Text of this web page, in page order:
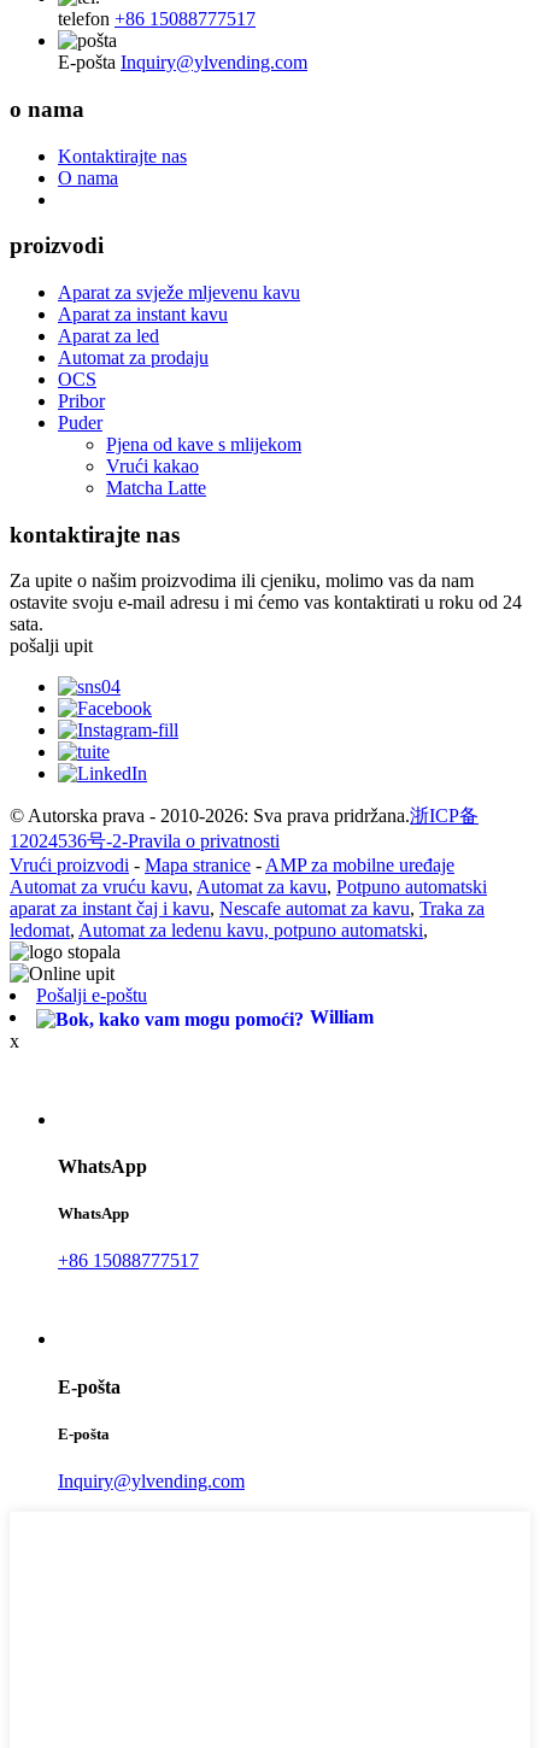
telefon +86 15088777517
E-pošta Inquiry@ylvending.com
o nama
Kontaktirajte nas
O nama
proizvodi
Aparat za svježe mljevenu kavu
Aparat za instant kavu
Aparat za led
Automat za prodaju
OCS
Pribor
Puder
Pjena od kave s mlijekom
Vrući kakao
Matcha Latte
kontaktirajte nas
Za upite o našim proizvodima ili cjeniku, molimo vas da nam
ostavite svoju e-mail adresu i mi ćemo vas kontaktirati u roku od 24
sata.
pošalji upit
© Autorska prava - 2010-2026: Sva prava pridržana.浙ICP备
12024536号-2-Pravila o privatnosti
Vrući proizvodi - Mapa stranice -AMP za mobilne uređaje
Automat za vruću kavu, Automat za kavu, Potpuno automatski
aparat za instant čaj i kavu, Nescafe automat za kavu, Traka za
ledomat, Automat za ledenu kavu, potpuno automatski,
Pošalji e-poštu
William
x
WhatsApp
WhatsApp
+86 15088777517
E-pošta
E-pošta
Inquiry@ylvending.com